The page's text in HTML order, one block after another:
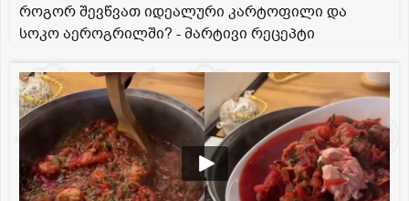
როგორ შევწვათ იდეალური კარტოფილი და
სოკო აეროგრილში? - მარტივი რეცეპტი